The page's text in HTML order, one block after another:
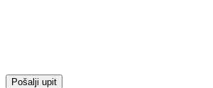
Pošalji upit